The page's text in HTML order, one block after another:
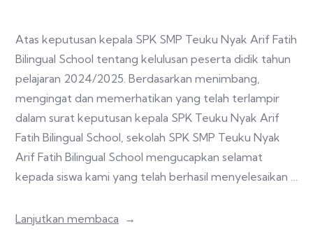
Atas keputusan kepala SPK SMP Teuku Nyak Arif Fatih
Bilingual School tentang kelulusan peserta didik tahun
pelajaran 2024/2025. Berdasarkan menimbang,
mengingat dan memerhatikan yang telah terlampir
dalam surat keputusan kepala SPK Teuku Nyak Arif
Fatih Bilingual School, sekolah SPK SMP Teuku Nyak
Arif Fatih Bilingual School mengucapkan selamat
kepada siswa kami yang telah berhasil menyelesaikan …
Lanjutkan membaca